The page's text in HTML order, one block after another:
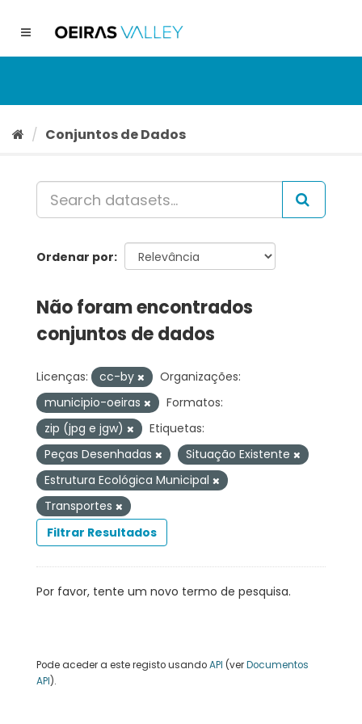
conteúdo
Toggle
Conjuntos de Dados
Ordenar por
Não foram encontrados
conjuntos de dados
Licenças: cc-by
Organizações:
municipio-oeiras
Formatos:
zip (jpg e jgw)
Etiquetas:
Peças Desenhadas
Situação Existente
Estrutura Ecológica Municipal
Transportes
Filtrar Resultados
Por favor, tente um novo termo de pesquisa.
Pode aceder a este registo usandoAPI (verDocumentos
API).